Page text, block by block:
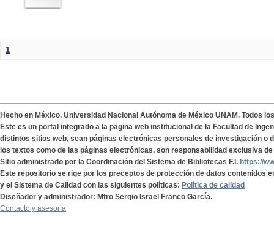
1
Hecho en México. Universidad Nacional Autónoma de México UNAM. Todos
Este es un portal integrado a la página web institucional de la Facultad de
distintos sitios web, sean páginas electrónicas personales de investigación o
los textos como de las páginas electrónicas, son responsabilidad exclusiva
Sitio administrado por la Coordinación del Sistema de Bibliotecas F.I. https://
Este repositorio se rige por los preceptos de protección de datos contenidos
y el Sistema de Calidad con las siguientes políticas: Política de calidad
Diseñador y administrador: Mtro Sergio Israel Franco García.
Contacto y asesoría